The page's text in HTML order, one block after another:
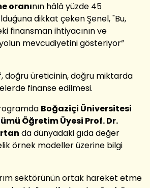
oranının hâlâ yüzde 45
dikkat çeken Şenel, "Bu,
finansman ihtiyacının ve
mevcudiyetini gösteriyor”
doğru üreticinin, doğru miktarda
finanse edilmesi.
Boğaziçi Üniversitesi
Öğretim Üyesi Prof. Dr.
da dünyadaki gıda değer
örnek modeller üzerine bilgi
sektörünün ortak hareket etme